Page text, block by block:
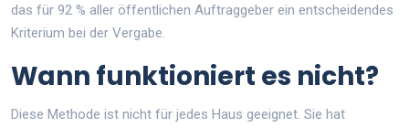
das für 92 % aller öffentlichen Auftraggeber ein entscheidendes
Kriterium bei der Vergabe.
Wann funktioniert es nicht?
Diese Methode ist nicht für jedes Haus geeignet. Sie hat